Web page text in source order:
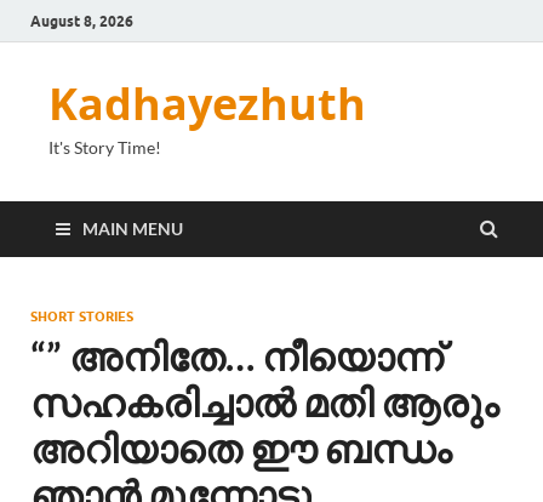
August 8, 2026
Kadhayezhuth
It's Story Time!
MAIN MENU
SHORT STORIES
“” അനിതേ… നീയൊന്ന്
സഹകരിച്ചാൽ മതി ആരും
അറിയാതെ ഈ ബന്ധം